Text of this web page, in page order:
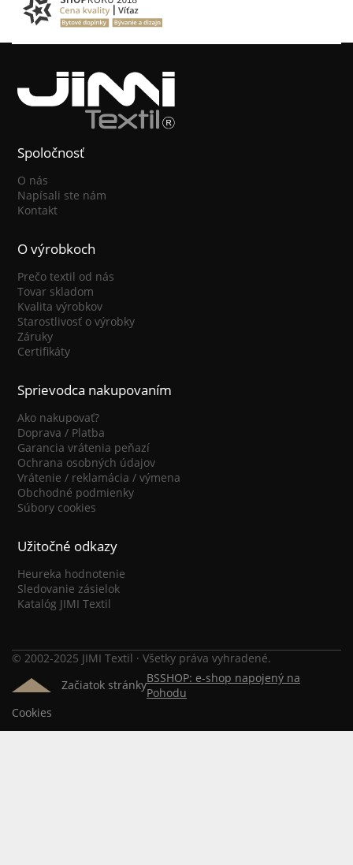
Spoločnosť
O nás
Napísali ste nám
Kontakt
O výrobkoch
Prečo textil od nás
Tovar skladom
Kvalita výrobkov
Starostlivosť o výrobky
Záruky
Certifikáty
Sprievodca nakupovaním
Ako nakupovať?
Doprava / Platba
Garancia vrátenia peňazí
Ochrana osobných údajov
Vrátenie / reklamácia / výmena
Obchodné podmienky
Súbory cookies
Užitočné odkazy
Heureka hodnotenie
Sledovanie zásielok
Katalóg JIMI Textil
© 2002-2025 JIMI Textil · Všetky práva vyhradené.
Začiatok stránkyBSSHOP: e-shop napojený na
Pohodu
Cookies